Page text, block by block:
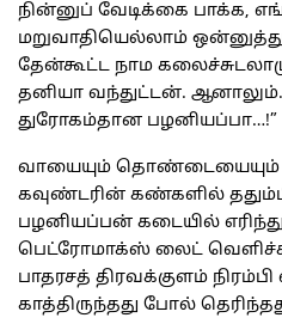
நின்னுப் வேடிக்கை பாக்க,
மறுவாதியெல்லாம்
தேன்கூட்ட நாம
தனியா வந்துட்டன்.
துரோகம்தான பழனியப்பா…!”
வாயையும் தொண்டையையும்
கவுண்டரின் கண்களில்
பழனியப்பன் கடையில்
பெட்ரோமாக்ஸ் லைட்
பாதரசத் திரவக்குளம் நிரம்பி
காத்திருந்தது போல்